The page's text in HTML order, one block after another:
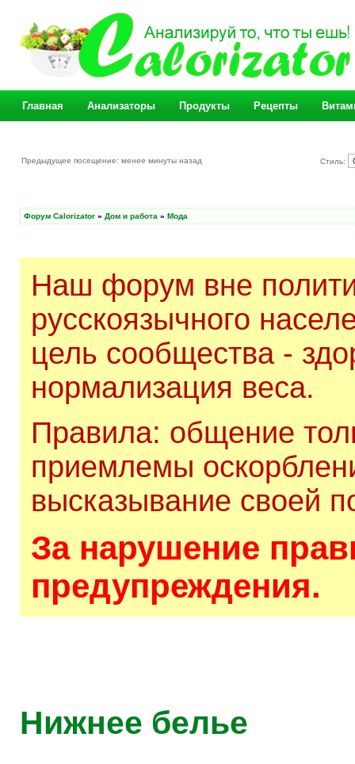
Главная Анализаторы Продукты Рецепты
Предыдущее посещение: менее минуты назад Стиль:
Форум Calorizator » Дом и работа » Мода
Наш форум вне
русскоязычного
цель сообщества -
нормализация веса.
Правила: общение
приемлемы
высказывание своей
За нарушение
предупреждения.
Нижнее белье